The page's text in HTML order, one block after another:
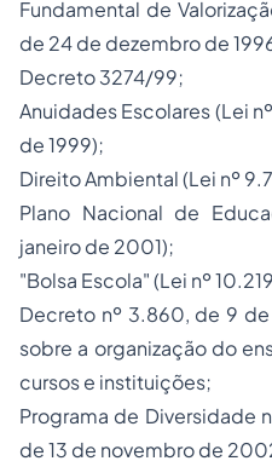
Fundamental de
de 24 de dezembro de
Decreto 3274/99;
Anuidades Escolares (Lei
de 1999);
Direito Ambiental (Lei nº
Plano Nacional de
janeiro de 2001);
"Bolsa Escola" (Lei nº
Decreto nº 3.860, de 9
sobre a organização do
cursos e instituições;
Programa de Diversidade
de 13 de novembro de